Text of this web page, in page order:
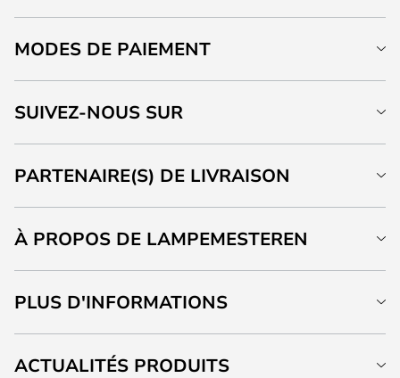
MODES DE PAIEMENT
SUIVEZ-NOUS SUR
PARTENAIRE(S) DE LIVRAISON
À PROPOS DE LAMPEMESTEREN
PLUS D'INFORMATIONS
ACTUALITÉS PRODUITS